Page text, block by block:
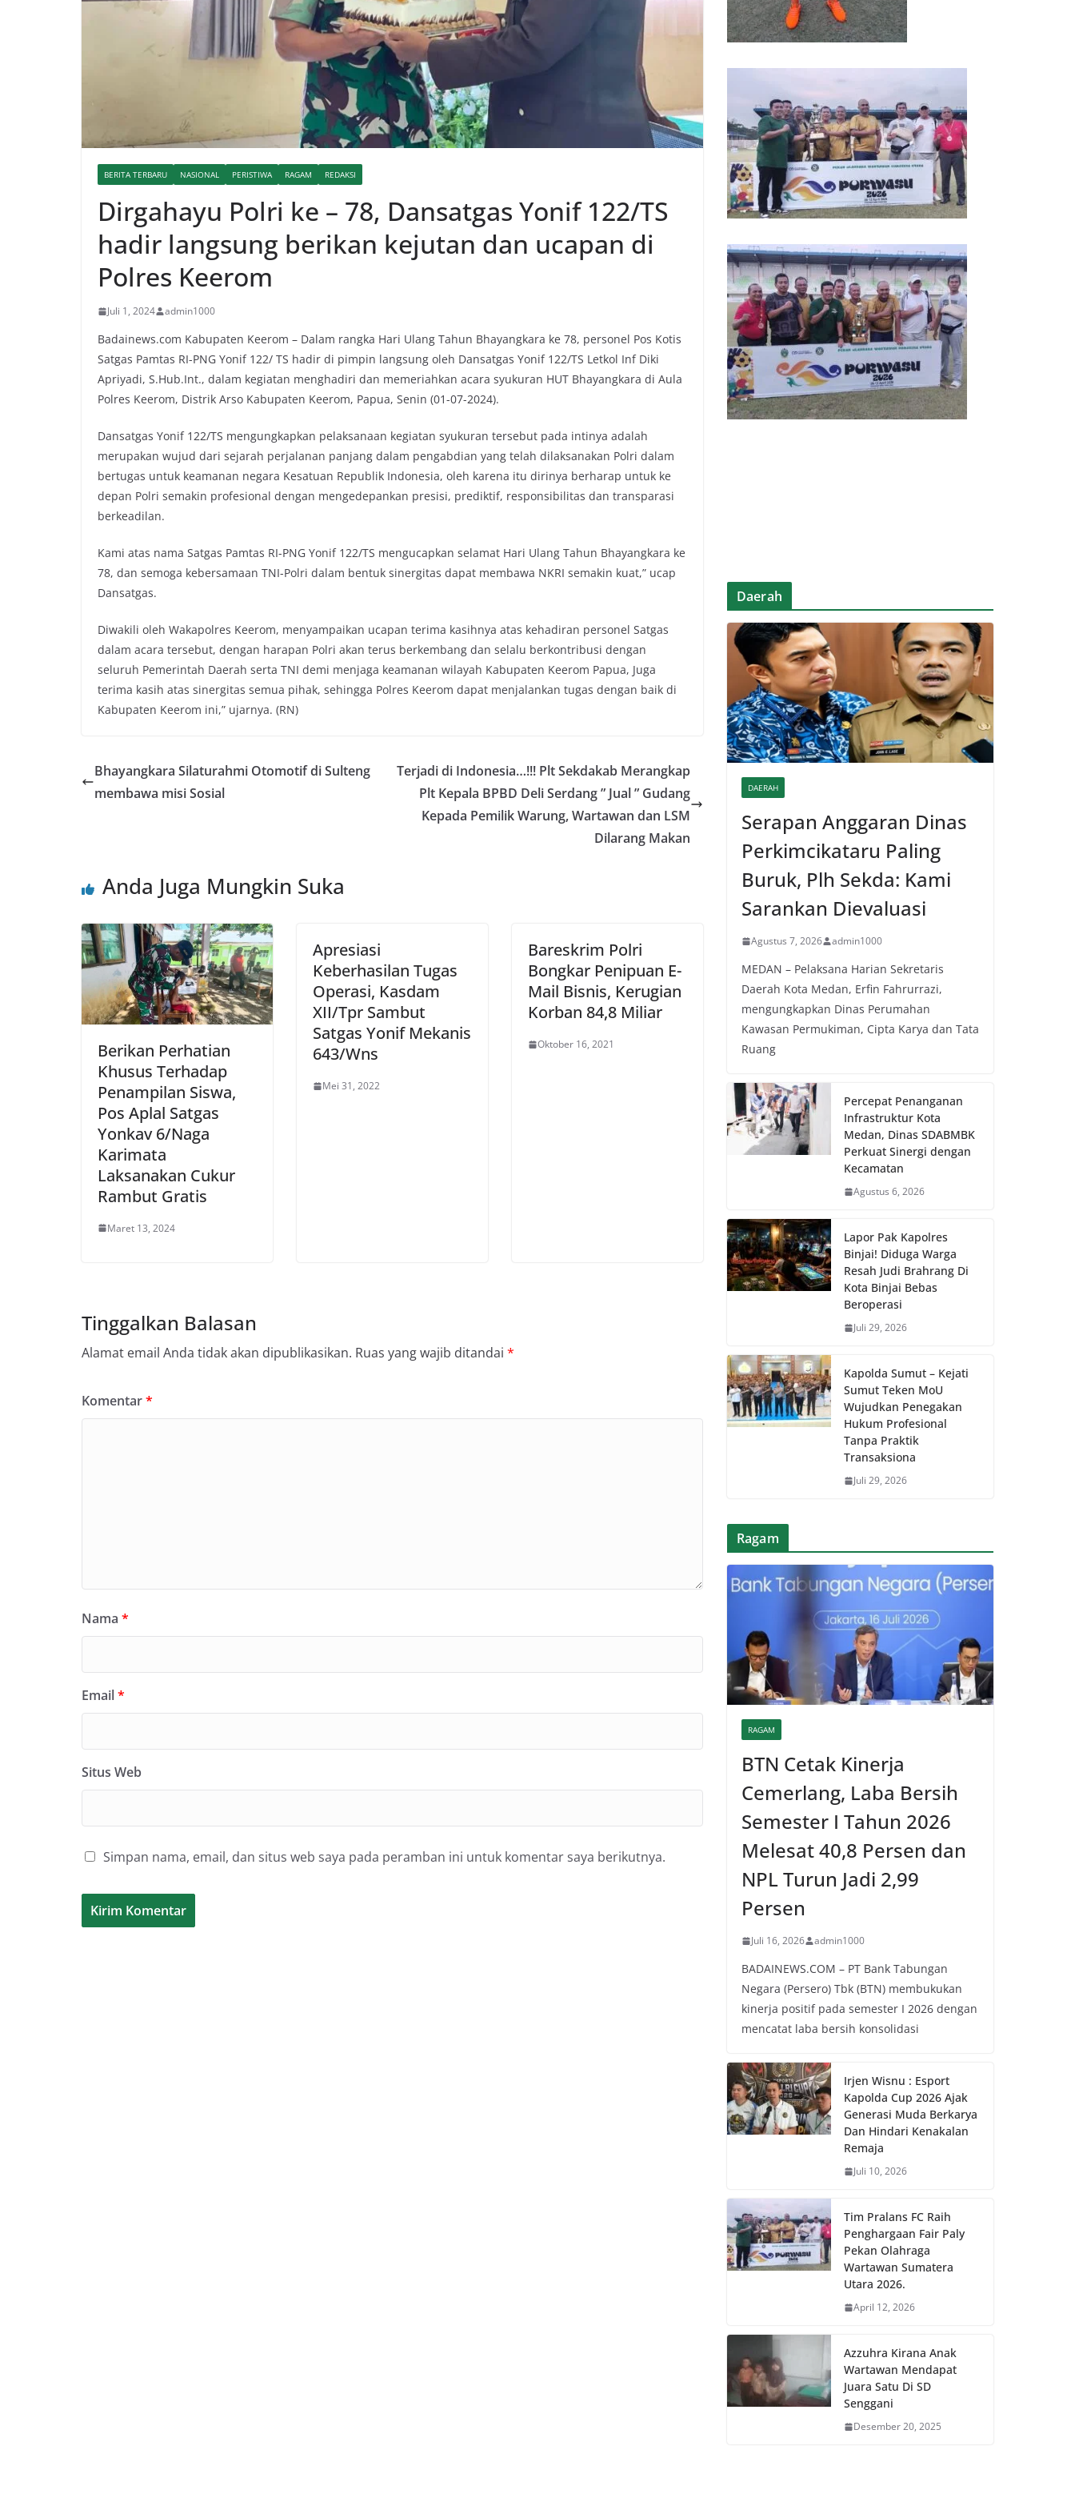
BERITA TERBARU NASIONAL PERISTIWA RAGAM REDAKSI
Dirgahayu Polri ke – 78, Dansatgas Yonif 122/TS
hadir langsung berikan kejutan dan ucapan di
Polres Keerom
Juli 1, 2024 admin1000
Badainews.com Kabupaten Keerom – Dalam rangka Hari Ulang Tahun Bhayangkara ke 78, personel Pos Kotis
Satgas Pamtas RI-PNG Yonif 122/ TS hadir di pimpin langsung oleh Dansatgas Yonif 122/TS Letkol Inf Diki
Apriyadi, S.Hub.Int., dalam kegiatan menghadiri dan memeriahkan acara syukuran HUT Bhayangkara di Aula
Polres Keerom, Distrik Arso Kabupaten Keerom, Papua, Senin (01-07-2024).
Dansatgas Yonif 122/TS mengungkapkan pelaksanaan kegiatan syukuran tersebut pada intinya adalah
merupakan wujud dari sejarah perjalanan panjang dalam pengabdian yang telah dilaksanakan Polri dalam
bertugas untuk keamanan negara Kesatuan Republik Indonesia, oleh karena itu dirinya berharap untuk ke
depan Polri semakin profesional dengan mengedepankan presisi, prediktif, responsibilitas dan transparasi
berkeadilan.
Kami atas nama Satgas Pamtas RI-PNG Yonif 122/TS mengucapkan selamat Hari Ulang Tahun Bhayangkara ke
78, dan semoga kebersamaan TNI-Polri dalam bentuk sinergitas dapat membawa NKRI semakin kuat,” ucap
Dansatgas.
Diwakili oleh Wakapolres Keerom, menyampaikan ucapan terima kasihnya atas kehadiran personel Satgas
dalam acara tersebut, dengan harapan Polri akan terus berkembang dan selalu berkontribusi dengan
seluruh Pemerintah Daerah serta TNI demi menjaga keamanan wilayah Kabupaten Keerom Papua, Juga
terima kasih atas sinergitas semua pihak, sehingga Polres Keerom dapat menjalankan tugas dengan baik di
Kabupaten Keerom ini,” ujarnya. (RN)
Bhayangkara Silaturahmi Otomotif di Sulteng
membawa misi Sosial
Terjadi di Indonesia…!!! Plt Sekdakab Merangkap
Plt Kepala BPBD Deli Serdang ” Jual ” Gudang
Kepada Pemilik Warung, Wartawan dan LSM
Dilarang Makan
Anda Juga Mungkin Suka
Berikan Perhatian
Khusus Terhadap
Penampilan Siswa,
Pos Aplal Satgas
Yonkav 6/Naga
Karimata
Laksanakan Cukur
Rambut Gratis
Maret 13, 2024
Apresiasi
Keberhasilan Tugas
Operasi, Kasdam
XII/Tpr Sambut
Satgas Yonif Mekanis
643/Wns
Mei 31, 2022
Bareskrim Polri
Bongkar Penipuan E-
Mail Bisnis, Kerugian
Korban 84,8 Miliar
Oktober 16, 2021
Tinggalkan Balasan
Alamat email Anda tidak akan dipublikasikan. Ruas yang wajib ditandai *
Komentar*
Nama *
Email*
Situs Web
Simpan nama, email, dan situs web saya pada peramban ini untuk komentar saya berikutnya.
Daerah
DAERAH
Serapan Anggaran Dinas
Perkimcikataru Paling
Buruk, Plh Sekda: Kami
Sarankan Dievaluasi
Agustus 7, 2026 admin1000
MEDAN – Pelaksana Harian Sekretaris
Daerah Kota Medan, Erfin Fahrurrazi,
mengungkapkan Dinas Perumahan
Kawasan Permukiman, Cipta Karya dan Tata
Ruang
Percepat Penanganan
Infrastruktur Kota
Medan, Dinas SDABMBK
Perkuat Sinergi dengan
Kecamatan
Agustus 6, 2026
Lapor Pak Kapolres
Binjai! Diduga Warga
Resah Judi Brahrang Di
Kota Binjai Bebas
Beroperasi
Juli 29, 2026
Kapolda Sumut – Kejati
Sumut Teken MoU
Wujudkan Penegakan
Hukum Profesional
Tanpa Praktik
Transaksiona
Juli 29, 2026
Ragam
RAGAM
BTN Cetak Kinerja
Cemerlang, Laba Bersih
Semester I Tahun 2026
Melesat 40,8 Persen dan
NPL Turun Jadi 2,99
Persen
Juli 16, 2026 admin1000
BADAINEWS.COM – PT Bank Tabungan
Negara (Persero) Tbk (BTN) membukukan
kinerja positif pada semester I 2026 dengan
mencatat laba bersih konsolidasi
Irjen Wisnu : Esport
Kapolda Cup 2026 Ajak
Generasi Muda Berkarya
Dan Hindari Kenakalan
Remaja
Juli 10, 2026
Tim Pralans FC Raih
Penghargaan Fair Paly
Pekan Olahraga
Wartawan Sumatera
Utara 2026.
April 12, 2026
Azzuhra Kirana Anak
Wartawan Mendapat
Juara Satu Di SD
Senggani
Desember 20, 2025